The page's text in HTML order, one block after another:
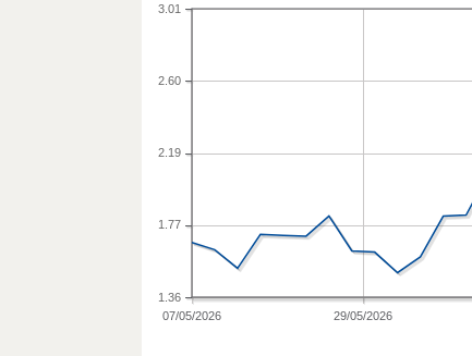
07/05/2026 29/05/2026
1.36
1.77
2.19
2.60
3.01